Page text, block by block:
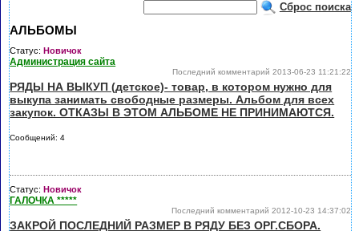
Сброс поиска
АЛЬБОМЫ
Статус:Новичок
Администрация сайта
Последний комментарий 2013-06-23 11:21:22
РЯДЫ НА ВЫКУП (детское)- товар, в котором нужно для
выкупа занимать свободные размеры. Альбом для всех
закупок. ОТКАЗЫ В ЭТОМ АЛЬБОМЕ НЕ ПРИНИМАЮТСЯ.
Сообщений: 4
Статус:Новичок
ГАЛОЧКА *****
Последний комментарий 2012-10-23 14:37:02
ЗАКРОЙ ПОСЛЕДНИЙ РАЗМЕР В РЯДУ БЕЗ ОРГ.СБОРА.